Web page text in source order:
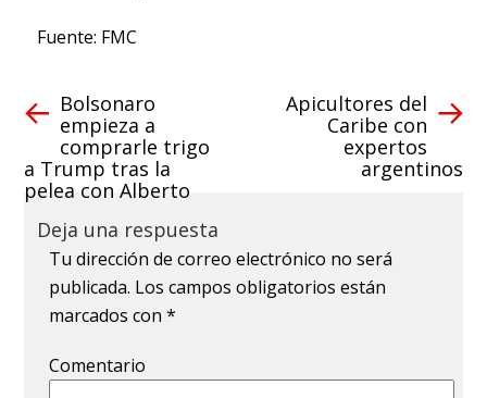
Fuente: FMC
Bolsonaro
empieza a
comprarle trigo
a Trump tras la
pelea con Alberto
Apicultores del
Caribe con
expertos
argentinos
Deja una respuesta
Tu dirección de correo electrónico no será
publicada. Los campos obligatorios están
marcados con*
Comentario